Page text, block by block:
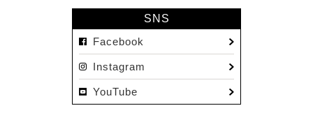
SNS
Facebook
Instagram
YouTube